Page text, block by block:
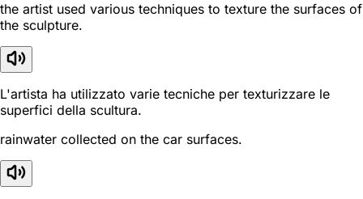
the artist used various techniques to texture the surfaces of
the sculpture.
L'artista ha utilizzato varie tecniche per texturizzare le
superfici della scultura.
rainwater collected on the car surfaces.